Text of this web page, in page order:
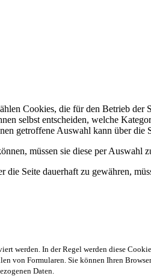
Cookies, die für den Betrieb
selbst entscheiden, welche
getroffene Auswahl kann über die
müssen sie diese per Auswahl
Seite dauerhaft zu gewähren,
werden. In der Regel werden diese
von Formularen. Sie können Ihren
Daten.